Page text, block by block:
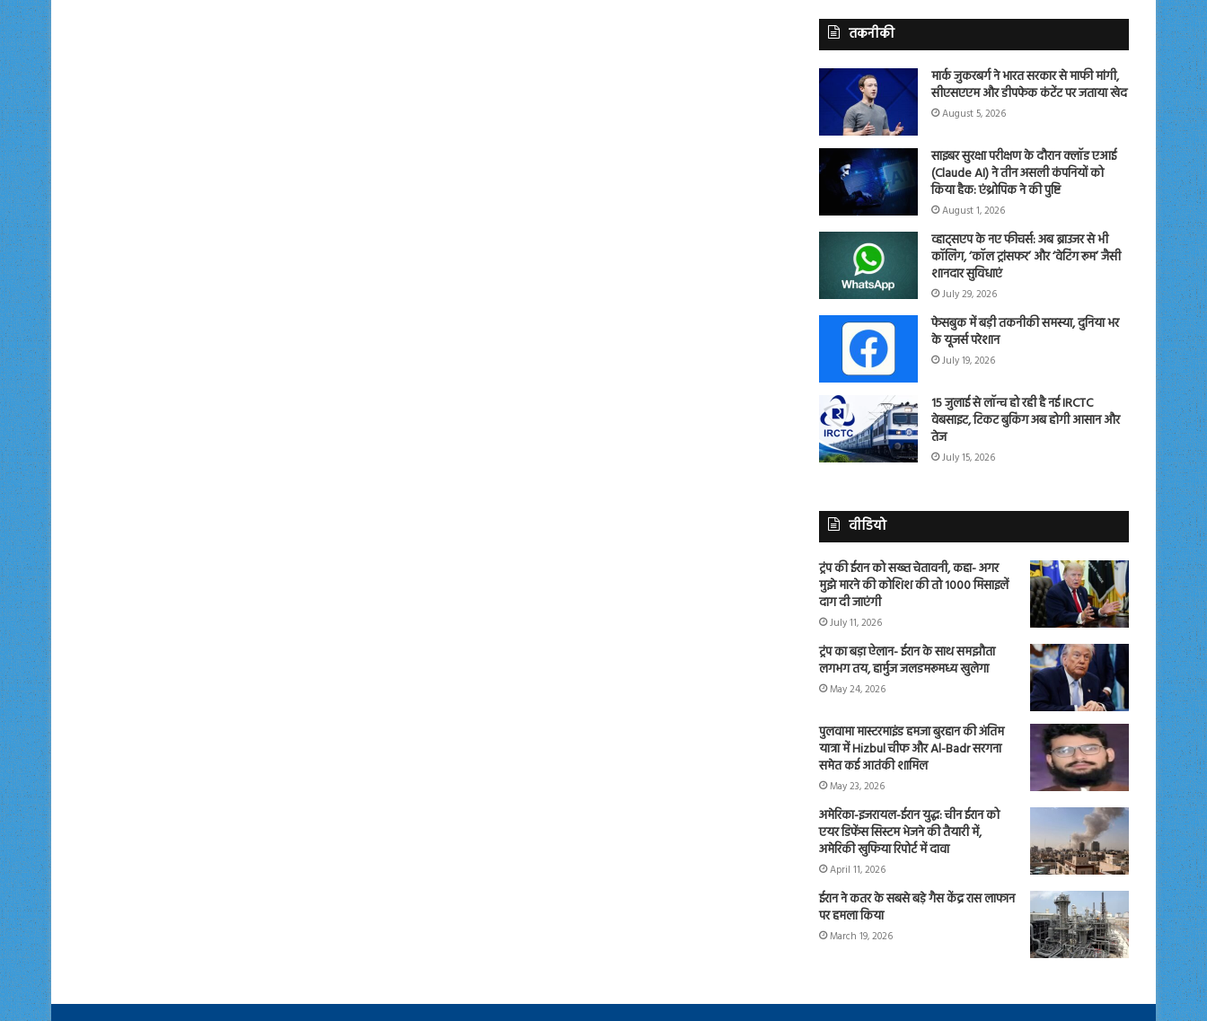
तकनीकी
मार्क जुकरबर्ग ने भारत सरकार से माफी मांगी,
सीएसएएम और डीपफेक कंटेंट पर जताया खेद
August 5, 2026
साइबर सुरक्षा परीक्षण के दौरान क्लॉड एआई
(Claude AI) ने तीन असली कंपनियों को
किया हैक: एंथ्रोपिक ने की पुष्टि
August 1, 2026
व्हाट्सएप के नए फीचर्स: अब ब्राउजर से भी
कॉलिंग, ‘कॉल ट्रांसफर’ और ‘वेटिंग रूम’ जैसी
शानदार सुविधाएं
July 29, 2026
फेसबुक में बड़ी तकनीकी समस्या, दुनिया भर
के यूजर्स परेशान
July 19, 2026
15 जुलाई से लॉन्च हो रही है नई IRCTC
वेबसाइट, टिकट बुकिंग अब होगी आसान और
तेज
July 15, 2026
वीडियो
ट्रंप की ईरान को सख्त चेतावनी, कहा- अगर
मुझे मारने की कोशिश की तो 1000 मिसाइलें
दाग दी जाएंगी
July 11, 2026
ट्रंप का बड़ा ऐलान- ईरान के साथ समझौता
लगभग तय, हार्मुज जलडमरूमध्य खुलेगा
May 24, 2026
पुलवामा मास्टरमाइंड हमजा बुरहान की अंतिम
यात्रा में Hizbul चीफ और Al-Badr सरगना
समेत कई आतंकी शामिल
May 23, 2026
अमेरिका-इजरायल-ईरान युद्ध: चीन ईरान को
एयर डिफेंस सिस्टम भेजने की तैयारी में,
अमेरिकी खुफिया रिपोर्ट में दावा
April 11, 2026
ईरान ने कतर के सबसे बड़े गैस केंद्र रास लाफान
पर हमला किया
March 19, 2026